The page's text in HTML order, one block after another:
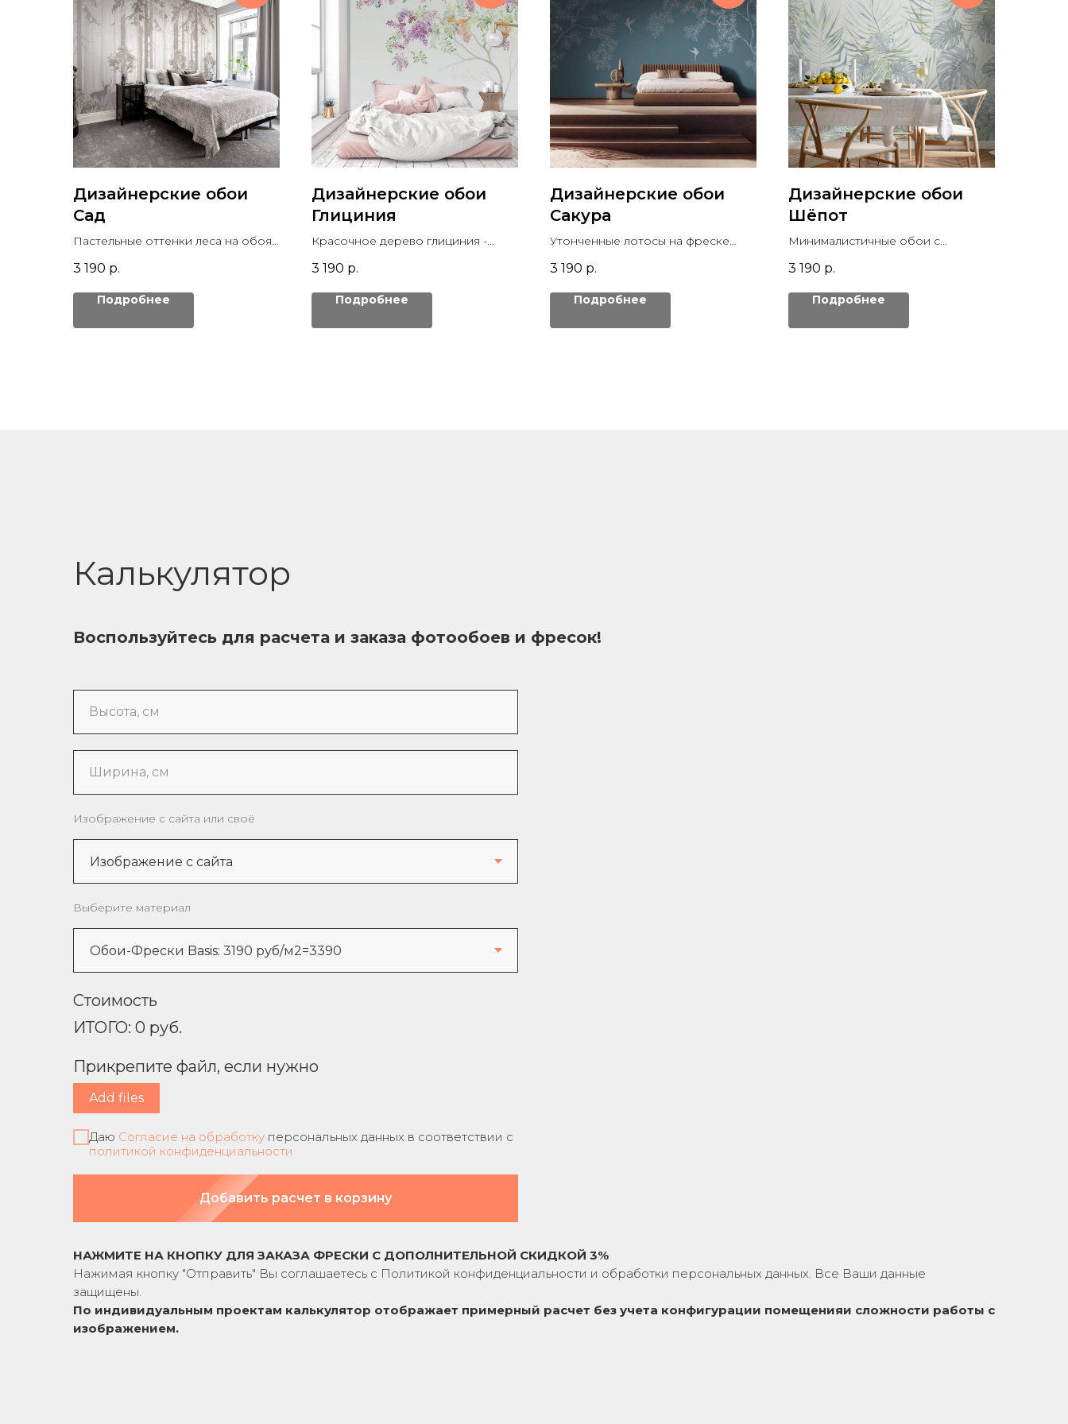
Дизайнерские обои
Сад
Пастельные оттенки леса на обоях
умиротворенность и отлично
подойдут для декора стен.
3 190 р.
Подробнее
Дизайнерские обои
Глициния
Красочное дерево глициния -
3 190 р.
Подробнее
Дизайнерские обои
Сакура
Утонченные лотосы на фреске
3 190 р.
Подробнее
Дизайнерские обои
Шёпот
Минималистичные обои с
Пастельная фреска для декора
стен
3 190 р.
Подробнее
Калькулятор
Воспользуйтесь для расчета и заказа фотообоев и фресок!
Высота, см
Ширина, см
Изображение с сайта или своё
Выберите материал
Стоимость
ИТОГО: 0 руб.
Прикрепите файл, если нужно
Add files
Даю Согласие на обработку персональных данных в соответствии с
политикой конфиденциальности
Добавить расчет в корзину
НАЖМИТЕ НА КНОПКУ ДЛЯ ЗАКАЗА ФРЕСКИ С ДОПОЛНИТЕЛЬНОЙ СКИДКОЙ 3%
Нажимая кнопку "Отправить" Вы соглашаетесь с Политикой конфиденциальности и обработки персональных данных. Все Ваши данные
защищены.
По индивидуальным проектам калькулятор отображает примерный расчет без учета конфигурации помещенияи сложности работы с
изображением.